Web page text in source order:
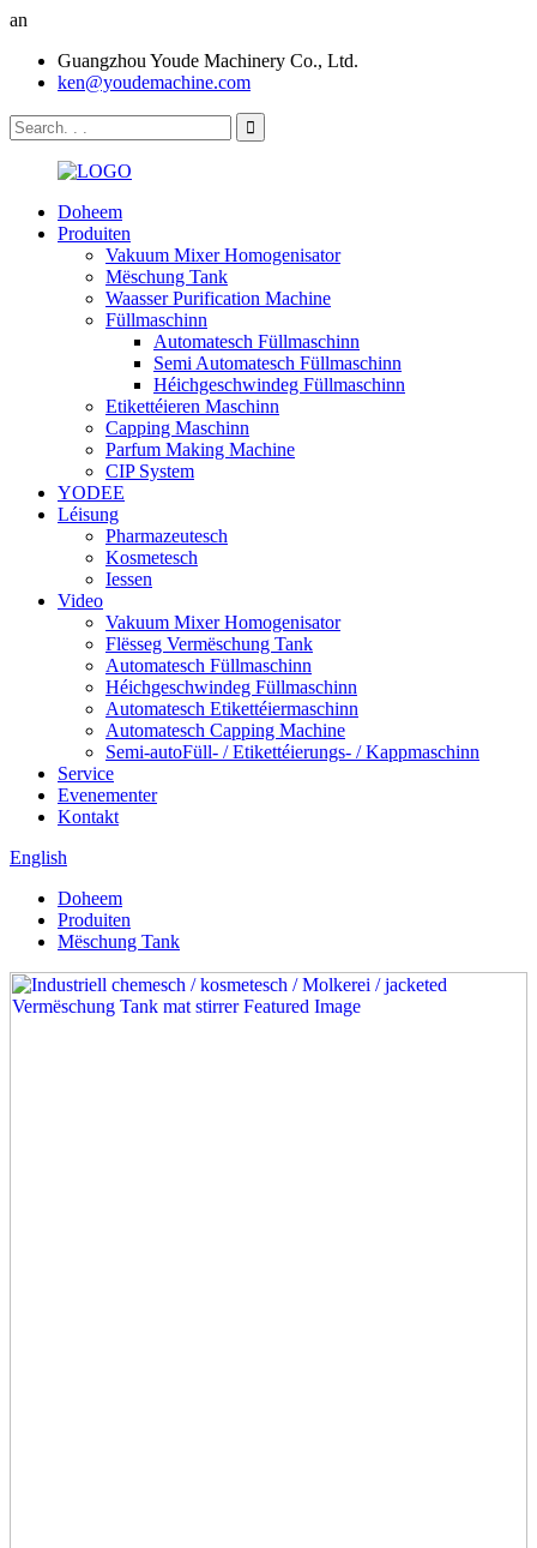
an
Guangzhou Youde Machinery Co., Ltd.
ken@youdemachine.com
Doheem
Produiten
Vakuum Mixer Homogenisator
Mëschung Tank
Waasser Purification Machine
Füllmaschinn
Automatesch Füllmaschinn
Semi Automatesch Füllmaschinn
Héichgeschwindeg Füllmaschinn
Etikettéieren Maschinn
Capping Maschinn
Parfum Making Machine
CIP System
YODEE
Léisung
Pharmazeutesch
Kosmetesch
Iessen
Video
Vakuum Mixer Homogenisator
Flësseg Vermëschung Tank
Automatesch Füllmaschinn
Héichgeschwindeg Füllmaschinn
Automatesch Etikettéiermaschinn
Automatesch Capping Machine
Semi-autoFüll- / Etikettéierungs- / Kappmaschinn
Service
Evenementer
Kontakt
English
Doheem
Produiten
Mëschung Tank